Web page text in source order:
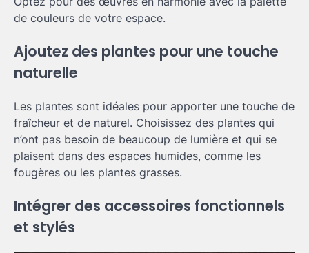
de couleurs de votre espace.
Ajoutez des plantes pour une touche
naturelle
Les plantes sont idéales pour apporter une touche de
fraîcheur et de naturel. Choisissez des plantes qui
n’ont pas besoin de beaucoup de lumière et qui se
plaisent dans des espaces humides, comme les
fougères ou les plantes grasses.
Intégrer des accessoires fonctionnels
et stylés